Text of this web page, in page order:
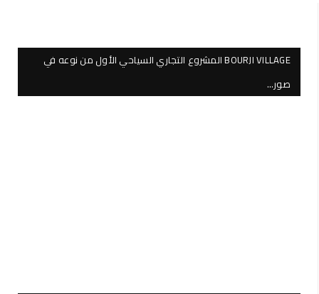
BOURJI VILLAGE المشروع التجاري السياحي الأول من نوعه في
صور…